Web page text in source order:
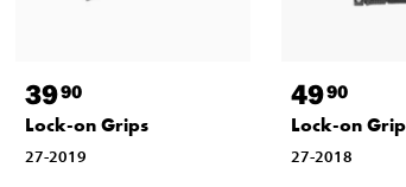
3990
Lock-on Grips
27-2019
4990
Lock-on
27-2018